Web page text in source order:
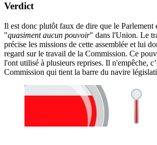
Verdict
Il est donc plutôt faux de dire que le Parlement
"quasiment aucun pouvoir" dans l'Union. Le
précise les missions de cette assemblée et lui
regard sur le travail de la Commission. Ce
l'ont utilisé à plusieurs reprises. Il n'empêche,
Commission qui tient la barre du navire